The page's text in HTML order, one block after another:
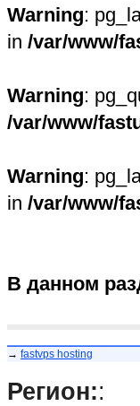
Warning:
in /var/www/
Warning:
/var/www/
Warning:
in /var/www/
В данном
→ fastvps hosting
Регион::